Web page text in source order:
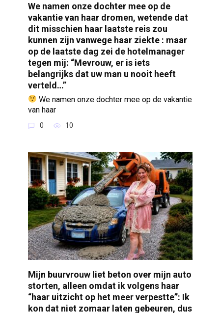
We namen onze dochter mee op de
vakantie van haar dromen, wetende dat
dit misschien haar laatste reis zou
kunnen zijn vanwege haar ziekte : maar
op de laatste dag zei de hotelmanager
tegen mij: “Mevrouw, er is iets
belangrijks dat uw man u nooit heeft
verteld…”
We namen onze dochter mee op de vakantie
van haar
0 10
Mijn buurvrouw liet beton over mijn auto
storten, alleen omdat ik volgens haar
“haar uitzicht op het meer verpestte”: Ik
kon dat niet zomaar laten gebeuren, dus